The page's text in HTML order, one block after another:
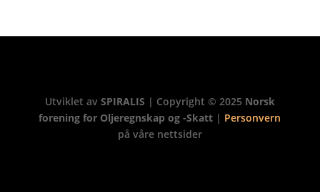
Utviklet av SPIRALIS | Copyright © 2025 Norsk
forening for Oljeregnskap og -Skatt | Personvern
på våre nettsider